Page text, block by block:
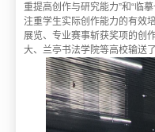
重提高创作与研究能力”和“临
注重学生实际创作能力的有效
展览、专业赛事斩获奖项的创
大、兰亭书法学院等高校输送